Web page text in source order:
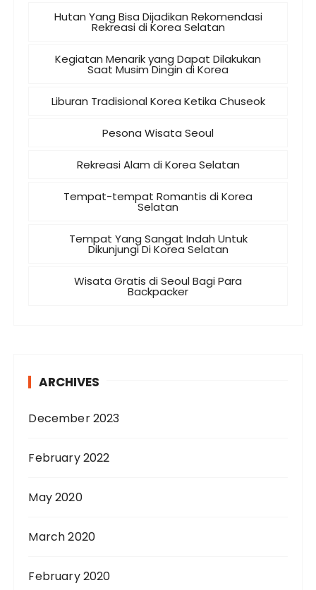
Hutan Yang Bisa Dijadikan Rekomendasi
Rekreasi di Korea Selatan
Kegiatan Menarik yang Dapat Dilakukan
Saat Musim Dingin di Korea
Liburan Tradisional Korea Ketika Chuseok
Pesona Wisata Seoul
Rekreasi Alam di Korea Selatan
Tempat-tempat Romantis di Korea
Selatan
Tempat Yang Sangat Indah Untuk
Dikunjungi Di Korea Selatan
Wisata Gratis di Seoul Bagi Para
Backpacker
ARCHIVES
December 2023
February 2022
May 2020
March 2020
February 2020